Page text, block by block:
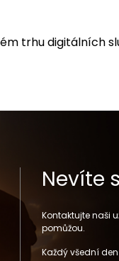
trhu digitálních
Nevíte
Kontaktujte naši
pomůžou.
Každý všední